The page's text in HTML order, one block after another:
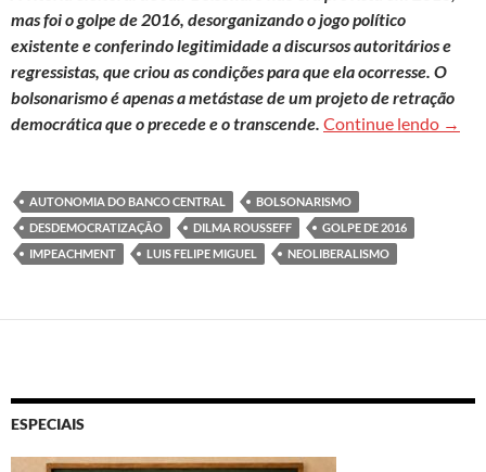
mas foi o golpe de 2016, desorganizando o jogo político
existente e conferindo legitimidade a discursos autoritários e
regressistas, que criou as condições para que ela ocorresse. O
bolsonarismo é apenas a metástase de um projeto de retração
democrática que o precede e o transcende. Continue lendo →
AUTONOMIA DO BANCO CENTRAL
BOLSONARISMO
DESDEMOCRATIZAÇÃO
DILMA ROUSSEFF
GOLPE DE 2016
IMPEACHMENT
LUIS FELIPE MIGUEL NEOLIBERALISMO
ESPECIAIS